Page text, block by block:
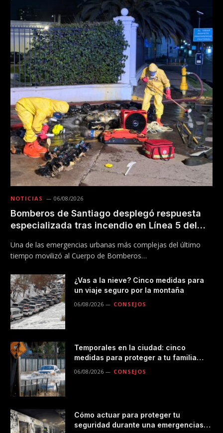
NOTICIAS 06/08/2026
Bomberos de Santiago desplegó respuesta
especializada tras incendio en Línea 5 del
Una de las emergencias urbanas más complejas del último
tiempo movilizó al Cuerpo de Bomberos…
¿Vas a la nieve? Cinco medidas para
un viaje seguro por la montaña
06/08/2026 CONSEJOS
Temporales en la ciudad: cinco
medidas para proteger a tu familia
06/08/2026 CONSEJOS
Cómo actuar para proteger tu
seguridad durante una emergencias